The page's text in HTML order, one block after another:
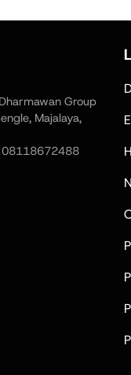
Group
Majalaya,
08118672488